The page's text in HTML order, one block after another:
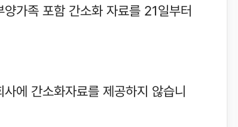
가족 포함 간소화 자료를 21일부터
에 간소화자료를 제공하지 않습니